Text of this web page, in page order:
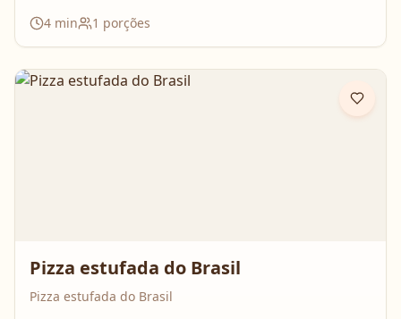
4 min 1 porções
Pizza estufada do Brasil
Pizza estufada do Brasil